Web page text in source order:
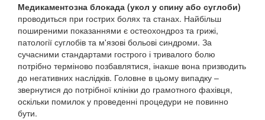
Медикаментозна блокада (укол у спину або суглоби)
проводиться при гострих болях та станах. Найбільш
поширеними показаннями є остеохондроз та грижі,
патології суглобів та м'язові больові синдроми. За
сучасними стандартами гострого і тривалого болю
потрібно терміново позбавлятися, інакше вона призводить
до негативних наслідків. Головне в цьому випадку –
звернутися до потрібної клініки до грамотного фахівця,
оскільки помилок у проведенні процедури не повинно
бути.